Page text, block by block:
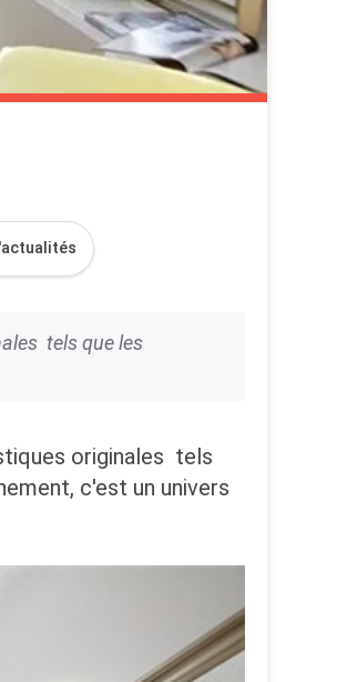
tels que les
originales tels
c'est un univers